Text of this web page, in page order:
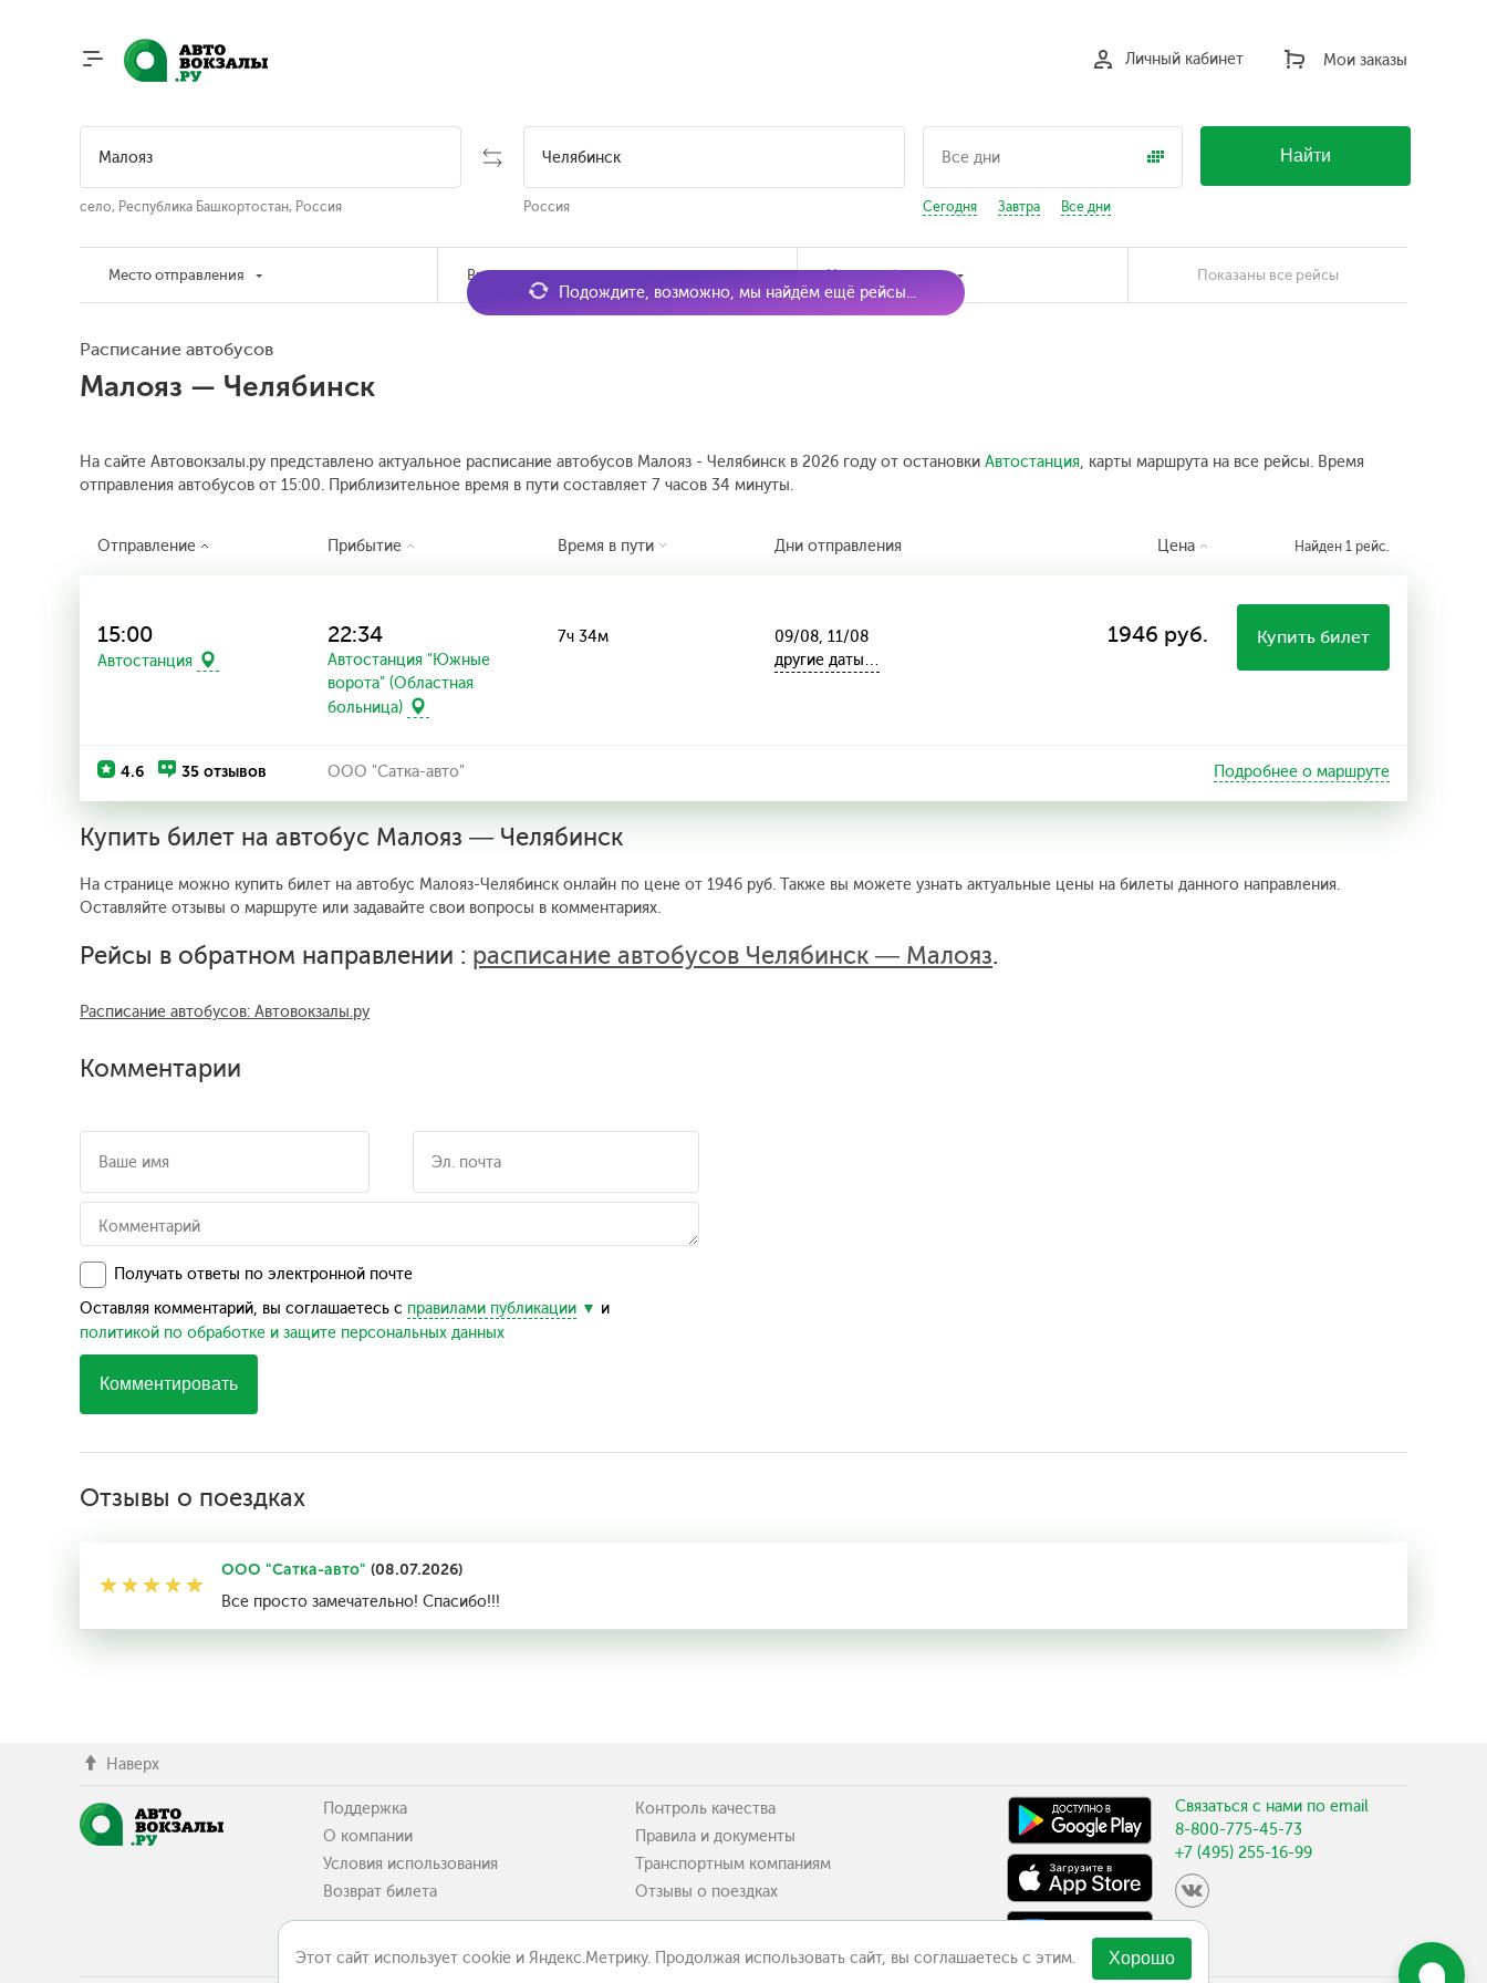
Этот сайт использует cookie и Яндекс.Метрику. Продолжая использовать сайт, вы соглашаетесь с этим. Хорошо
Мои заказы
Личный кабинет
село, Республика Башкортостан, Россия Россия Сегодня Завтра Все дни
Найти
Место отправления Время отправления Наличие билетов Показаны все рейсы
Расписание автобусов
Малояз — Челябинск
На сайте Автовокзалы.ру представлено актуальное расписание автобусов Малояз - Челябинск в 2026 году от остановки Автостанция, карты маршрута на все рейсы. Время
отправления автобусов от 15:00. Приблизительное время в пути составляет 7 часов 34 минуты.
Подождите, возможно, мы найдём ещё рейсы...
Отправление Прибытие Время в пути Дни отправления Цена Найден 1 рейс.
15:00
Автостанция
22:34
Автостанция "Южные
ворота" (Областная
больница)
7ч 34м
09/08, 11/08
другие даты…
1946 руб. Купить билет
4.6 35 отзывов ООО "Сатка-авто" Подробнее о маршруте
Купить билет на автобус Малояз — Челябинск
На странице можно купить билет на автобус Малояз-Челябинск онлайн по цене от 1946 руб. Также вы можете узнать актуальные цены на билеты данного направления.
Оставляйте отзывы о маршруте или задавайте свои вопросы в комментариях.
Рейсы в обратном направлении : расписание автобусов Челябинск — Малояз.
Расписание автобусов: Автовокзалы.ру
Комментарии
Получать ответы по электронной почте
Оставляя комментарий, вы соглашаетесь с правилами публикации
и
политикой по обработке и защите персональных данных
Комментировать
Отзывы о поездках
ООО "Сатка-авто" (08.07.2026)
Все просто замечательно! Спасибо!!!
Наверх
Поддержка
О компании
Условия использования
Возврат билета
Контроль качества
Правила и документы
Транспортным компаниям
Отзывы о поездках
Связаться с нами по email
8-800-775-45-73
+7 (495) 255-16-99